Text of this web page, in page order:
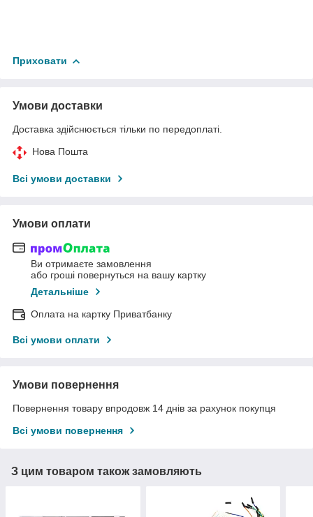
Приховати
Умови доставки
Доставка здійснюється тільки по передоплаті.
Нова Пошта
Всі умови доставки
Умови оплати
Ви отримаєте замовлення
або гроші повернуться на вашу картку
Детальніше
Оплата на картку Приватбанку
Всі умови оплати
Умови повернення
Повернення товару впродовж 14 днів за рахунок покупця
Всі умови повернення
З цим товаром також замовляють